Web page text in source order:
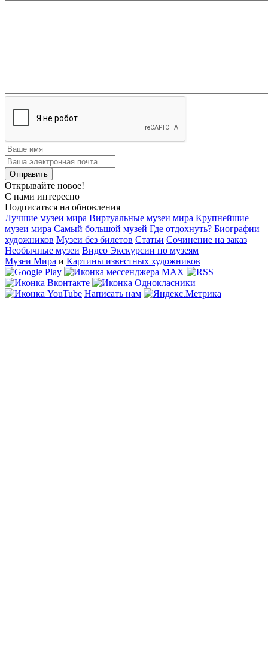
Открывайте новое!
С нами интересно
Подписаться на обновления
Лучшие музеи мира Виртуальные музеи мира Крупнейшие
музеи мира Самый большой музей Где отдохнуть? Биографии
художников Музеи без билетов Статьи Сочинение на заказ
Необычные музеи Видео Экскурсии по музеям
Музеи Мира и Картины известных художников
Написать нам